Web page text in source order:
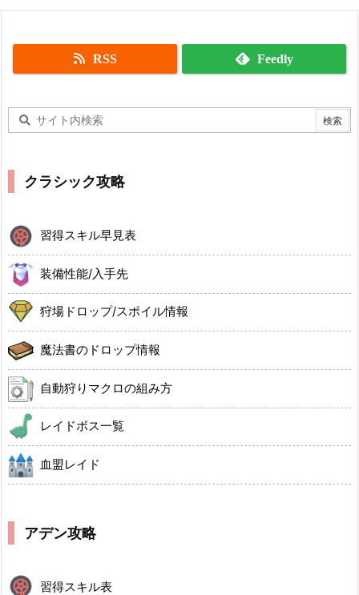
RSS Feedly
クラシック攻略
習得スキル早見表
装備性能/入手先
狩場ドロップ/スポイル情報
魔法書のドロップ情報
自動狩りマクロの組み方
レイドボス一覧
血盟レイド
アデン攻略
習得スキル表